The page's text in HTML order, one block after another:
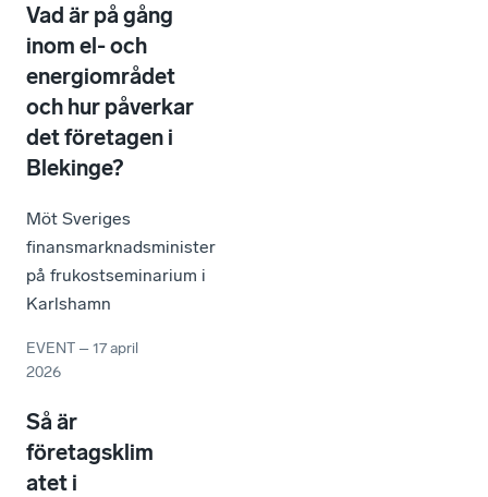
Vad är på gång
inom el- och
energiområdet
och hur påverkar
det företagen i
Blekinge?
Möt Sveriges
finansmarknadsminister
på frukostseminarium i
Karlshamn
EVENT –17 april
2026
Så är
företagsklim
atet i